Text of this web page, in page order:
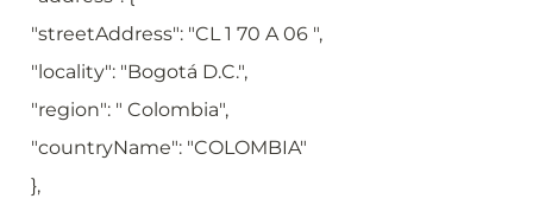
"streetAddress": "CL 1 70 A 06 ",
"locality": "Bogotá D.C.",
"region": " Colombia",
"countryName": "COLOMBIA"
},